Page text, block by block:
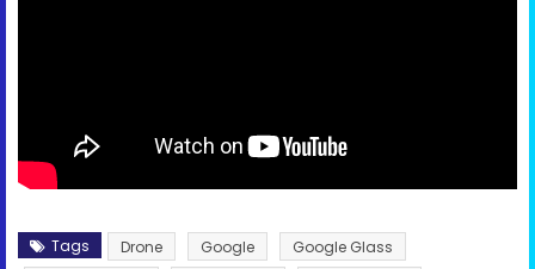
Tags Drone Google
Google Glass